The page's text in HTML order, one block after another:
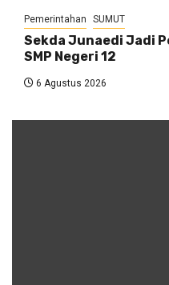
Pemerintahan SUMUT
Sekda Junaedi Jadi
SMP Negeri 12
6 Agustus 2026